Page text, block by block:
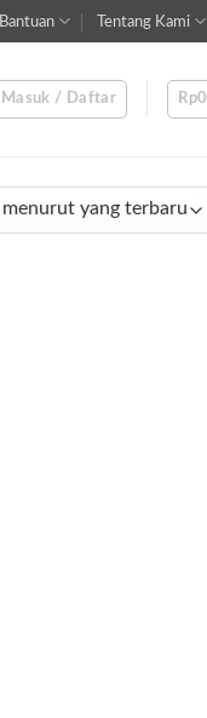
Bantuan Tentang Kami
Masuk / Daftar Rp0